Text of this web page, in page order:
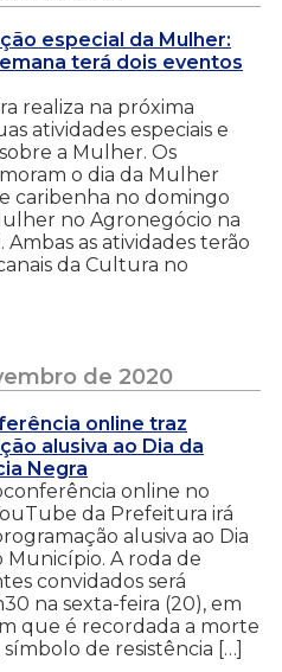
especial da Mulher:
terá dois eventos
realiza na próxima
atividades especiais e
a Mulher. Os
o dia da Mulher
caribenha no domingo
no Agronegócio na
Ambas as atividades terão
da Cultura no
de 2020
online traz
alusiva ao Dia da
Negra
online no
da Prefeitura irá
alusiva ao Dia
Município. A roda de
convidados será
na sexta-feira (20), em
que é recordada a morte
de resistência […]